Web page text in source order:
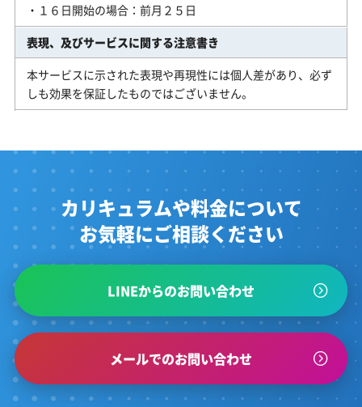
・１６日開始の場合：前月２５日
表現、及びサービスに関する注意書き
本サービスに示された表現や再現性には個人差があり、必ず
しも効果を保証したものではございません。
カリキュラムや料金について
お気軽にご相談ください
LINEからのお問い合わせ
メールでのお問い合わせ